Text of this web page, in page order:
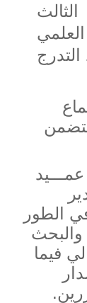
التدرج
الطور
والبحث
فيما